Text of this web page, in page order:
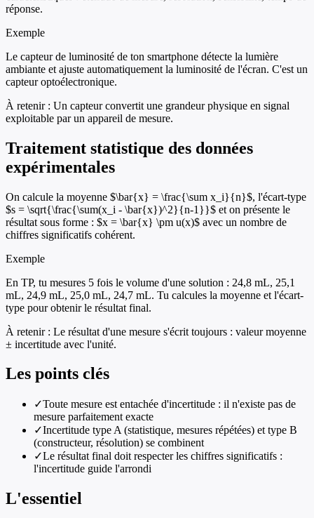
réponse.
Exemple
Le capteur de luminosité de ton smartphone détecte la lumière
ambiante et ajuste automatiquement la luminosité de l'écran. C'est un
capteur optoélectronique.
À retenir : Un capteur convertit une grandeur physique en signal
exploitable par un appareil de mesure.
Traitement statistique des données
expérimentales
On calcule la moyenne $\bar{x} = \frac{\sum x_i}{n}$, l'écart-type
$s = \sqrt{\frac{\sum(x_i - \bar{x})^2}{n-1}}$ et on présente le
résultat sous forme : $x = \bar{x} \pm u(x)$ avec un nombre de
chiffres significatifs cohérent.
Exemple
En TP, tu mesures 5 fois le volume d'une solution : 24,8 mL, 25,1
mL, 24,9 mL, 25,0 mL, 24,7 mL. Tu calcules la moyenne et l'écart-
type pour obtenir le résultat final.
À retenir : Le résultat d'une mesure s'écrit toujours : valeur moyenne
± incertitude avec l'unité.
Les points clés
✓Toute mesure est entachée d'incertitude : il n'existe pas de
mesure parfaitement exacte
✓Incertitude type A (statistique, mesures répétées) et type B
(constructeur, résolution) se combinent
✓Le résultat final doit respecter les chiffres significatifs :
l'incertitude guide l'arrondi
L'essentiel